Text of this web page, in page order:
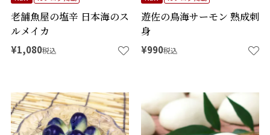
老舗魚屋の塩辛 日本海のス
ルメイカ
¥1,080税込
遊佐の鳥海サーモン 熟成刺
身
¥990税込